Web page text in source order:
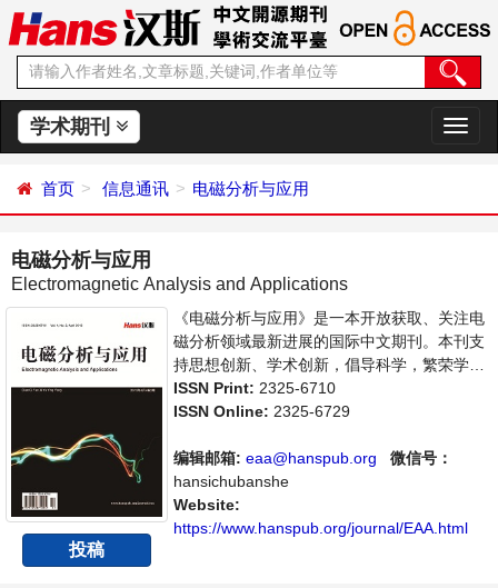
学术期刊
切
换
首页 信息通讯 电磁分析与应用
电磁分析与应用
Electromagnetic Analysis and Applications
投稿
《电磁分析与应用》是一本开放获取、关注电
磁分析领域最新进展的国际中文期刊。本刊支
持思想创新、学术创新，倡导科学，繁荣学
术，集学术性、思想性为一体，旨在给世界范
围内的科学家、学者、科研人员提供一个传
与发展的交流平台。
ISSN Print: 2325-6710
ISSN Online: 2325-6729
编辑邮箱: eaa@hanspub.org
微信号：
hansichubanshe
Website:
https://www.hanspub.org/journal/EAA.html